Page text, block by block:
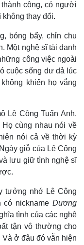
phê
công, có người
thay đổi.
bóng bẩy, chỉn chu
Một nghệ sĩ tài danh
công việc ngoài
cuộc sống dư dả lúc
khiến họ vắng
Lê Công Tuấn Anh,
cùng nhau nói về
nói cả về thời kỳ
giỗ của Lê Công
lưu giữ tình nghệ sĩ
tưởng nhớ Lê Công
có nickname Dương
tình của các nghệ
tận vô thường cho
ở đâu đó vẫn hiện